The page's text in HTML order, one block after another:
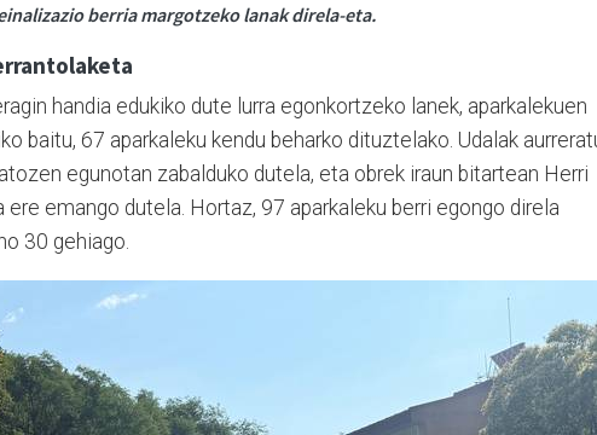
berria margotzeko lanak direla-eta.
handia edukiko dute lurra egonkortzeko lanek, aparkalekuen
baitu, 67 aparkaleku kendu beharko dituztelako. Udalak
egunotan zabalduko dutela, eta obrek iraun bitartean Herri
ere emango dutela. Hortaz, 97 aparkaleku berri egongo direla
30 gehiago.